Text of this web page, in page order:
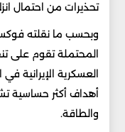
تحذيرات من احتمال
وبحسب ما نقلته فوكس
المحتملة تقوم على
العسكرية الإيرانية
أهداف أكثر حساسية
والطاقة.